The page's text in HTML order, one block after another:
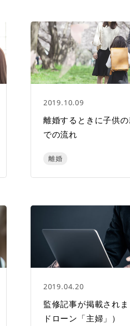
2019.10.09
離婚するときに子供
での流れ
離婚
2019.04.20
監修記事が掲載され
ドローン「主婦」）